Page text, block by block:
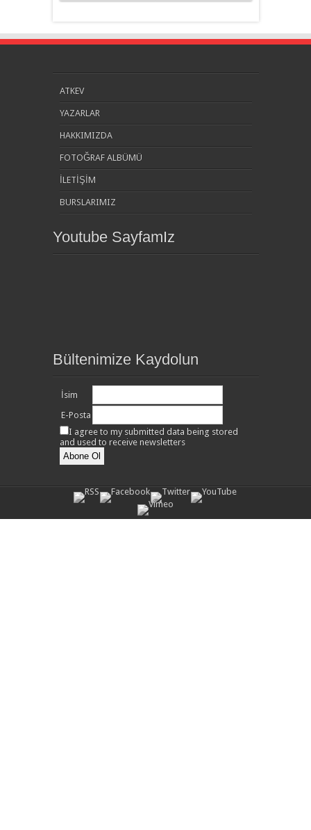
ATKEV
YAZARLAR
HAKKIMIZDA
FOTOĞRAF ALBÜMÜ
İLETİŞİM
BURSLARIMIZ
Youtube SayfamIz
Bültenimize Kaydolun
İsim
E-Posta
I agree to my submitted data being stored
and used to receive newsletters